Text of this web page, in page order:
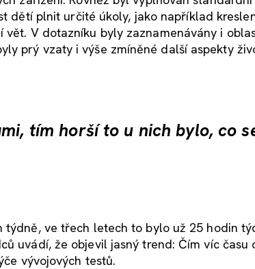
dětí plnit určité úkoly, jako například
V dotazníku byly zaznamenávány i
prý vzaty i výše zmíněné další aspekty
tím horší to u nich bylo, co
ve třech letech to bylo už 25 hodin
uvádí, že objevil jasný trend: Čím víc času
vývojových testů.